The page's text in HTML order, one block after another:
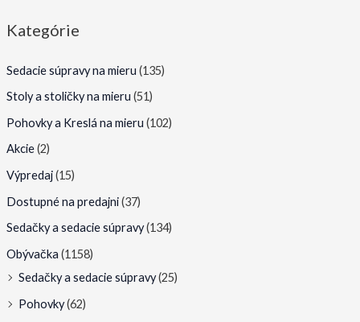
l
n
a
l
Kategórie
Sedacie súpravy na mieru (135)
Stoly a stoličky na mieru (51)
Pohovky a Kreslá na mieru (102)
Akcie(2)
Výpredaj(15)
Dostupné na predajni(37)
Sedačky a sedacie súpravy(134)
Obývačka (1158)
Sedačky a sedacie súpravy(25)
Pohovky(62)